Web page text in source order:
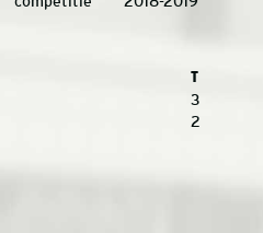
T
3
2